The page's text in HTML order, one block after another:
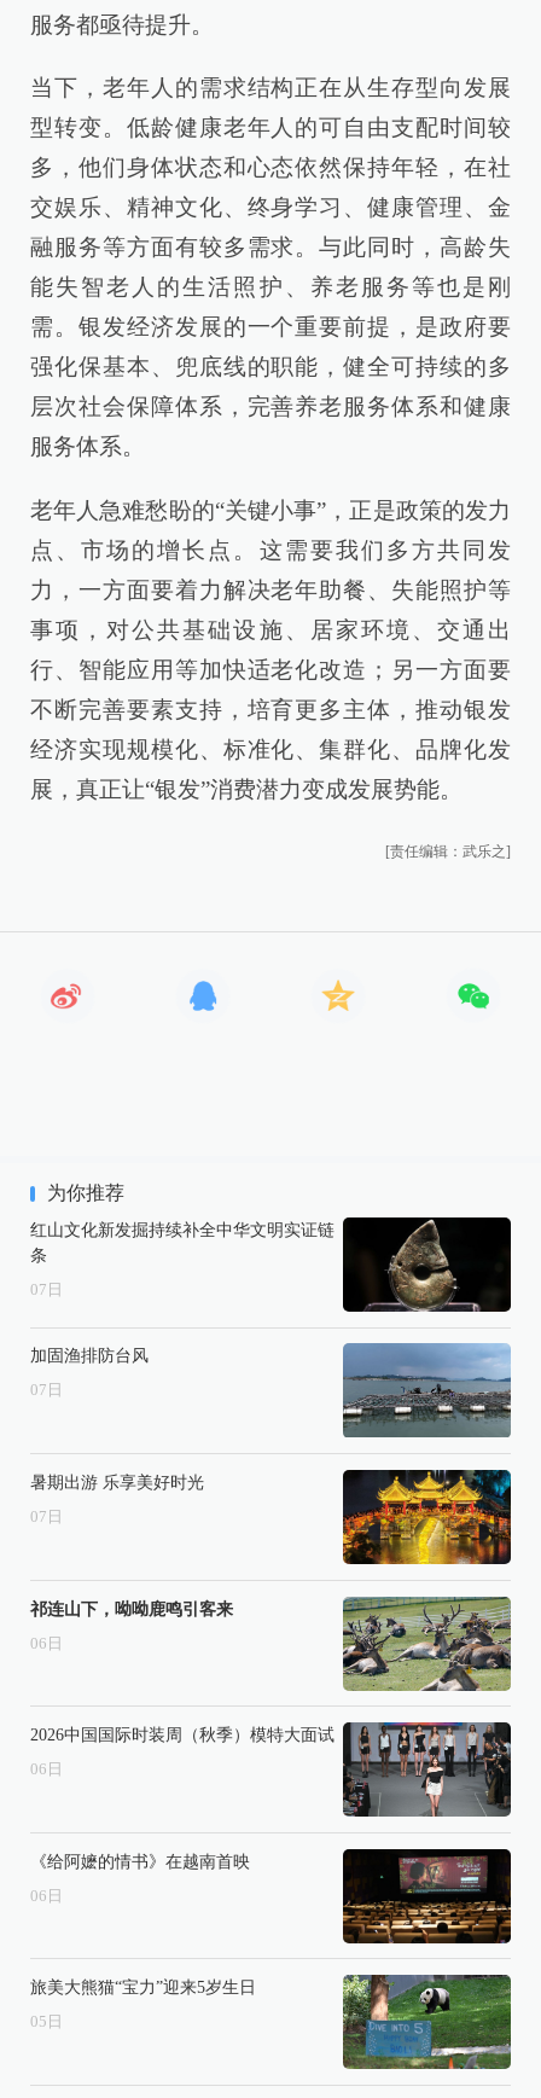
服务都亟待提升。
当下，老年人的需求结构正在从生存型向发展
型转变。低龄健康老年人的可自由支配时间较
多，他们身体状态和心态依然保持年轻，在社
交娱乐、精神文化、终身学习、健康管理、金
融服务等方面有较多需求。与此同时，高龄失
能失智老人的生活照护、养老服务等也是刚
需。银发经济发展的一个重要前提，是政府要
强化保基本、兜底线的职能，健全可持续的多
层次社会保障体系，完善养老服务体系和健康
服务体系。
老年人急难愁盼的“关键小事”，正是政策的发力
点、市场的增长点。这需要我们多方共同发
力，一方面要着力解决老年助餐、失能照护等
事项，对公共基础设施、居家环境、交通出
行、智能应用等加快适老化改造；另一方面要
不断完善要素支持，培育更多主体，推动银发
经济实现规模化、标准化、集群化、品牌化发
展，真正让“银发”消费潜力变成发展势能。
[责任编辑：武乐之]
为你推荐
红山文化新发掘持续补全中华文明实证链
条
07 日
加固渔排防台风
07 日
暑期出游 乐享美好时光
07 日
祁连山下，呦呦鹿鸣引客来
06 日
2026中国国际时装周（秋季）模特大面试
06 日
《给阿嬷的情书》在越南首映
06 日
旅美大熊猫“宝力”迎来5岁生日
05 日